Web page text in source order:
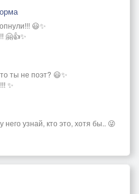
😃✨
🤗👍✨
ты не поэт? 😃✨
✨
узнай, кто это, хотя бы.. 😜